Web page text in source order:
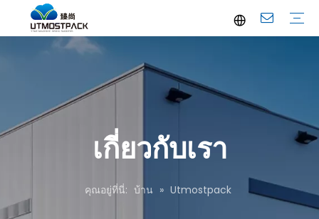
เกี่ยวกับเรา
คุณอยู่ที่นี่: บ้าน » Utmostpack